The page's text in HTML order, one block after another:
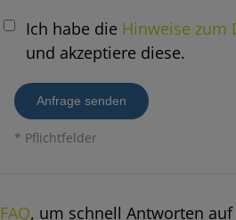
Ich habe die Hinweise zum
und akzeptiere diese.
Anfrage senden
* Pflichtfelder
FAQ, um schnell Antworten